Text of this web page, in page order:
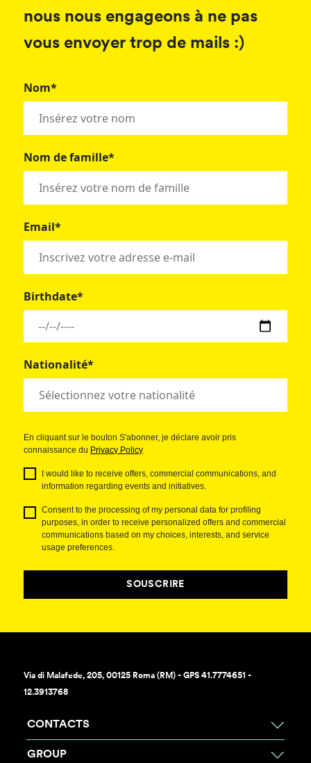
nous nous engageons à ne pas
vous envoyer trop de mails :)
Nom*
Nom de famille*
Email*
Birthdate*
Nationalité*
En cliquant sur le bouton S'abonner, je déclare avoir pris
connaissance du Privacy Policy
I would like to receive offers, commercial communications, and
information regarding events and initiatives.
Consent to the processing of my personal data for profiling
purposes, in order to receive personalized offers and commercial
communications based on my choices, interests, and service
usage preferences.
SOUSCRIRE
Via di Malafede, 205, 00125 Roma (RM) - GPS 41.7774651 -
12.3913768
CONTACTS
GROUP